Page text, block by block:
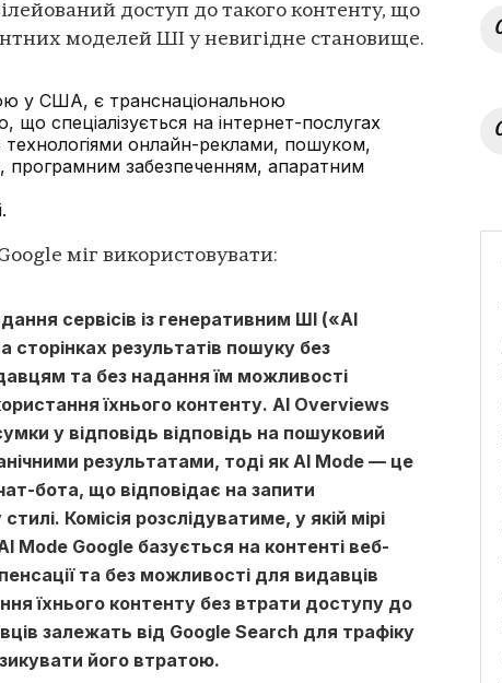
доступ до такого контенту, що
моделей ШІ у невигідне становище.
у США, є транснаціональною
що спеціалізується на інтернет-послугах
онлайн-реклами, пошуком,
забезпеченням, апаратним
міг використовувати:
сервісів із генеративним ШІ («AI
результатів пошуку без
та без надання їм можливості
їхнього контенту. AI Overviews
у відповідь відповідь на пошуковий
результатами, тоді як AI Mode — це
бота, що відповідає на запити
Комісія розслідуватиме, у якій мірі
Mode Google базується на контенті веб-
та без можливості для видавців
їхнього контенту без втрати доступу до
залежать від Google Search для трафіку
його втратою.